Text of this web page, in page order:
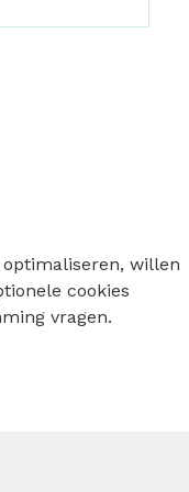
willen
cookies
vragen.